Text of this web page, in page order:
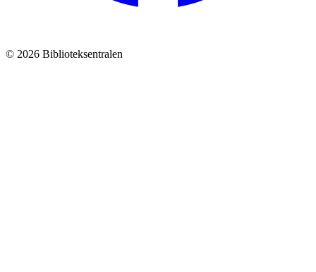
© 2026 Biblioteksentralen